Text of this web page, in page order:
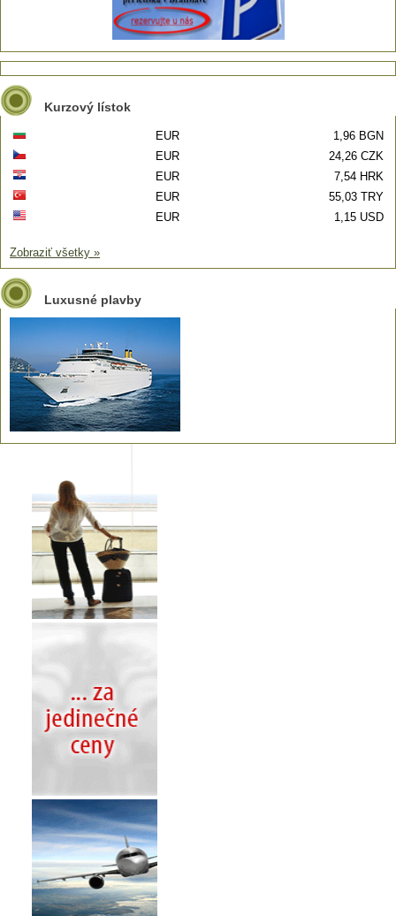
Kurzový lístok
EUR
1,96 BGN
EUR
24,26 CZK
EUR
7,54 HRK
EUR
55,03 TRY
EUR
1,15 USD
Zobraziť všetky »
Luxusné plavby